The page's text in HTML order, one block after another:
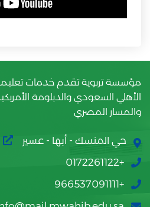
مؤسسة تربوية تقدم خدمات
الأهلي السعودي والدبلومة
والمسار المصري
حي المنسك - أبها - عسير
+0172261122
+966537091111